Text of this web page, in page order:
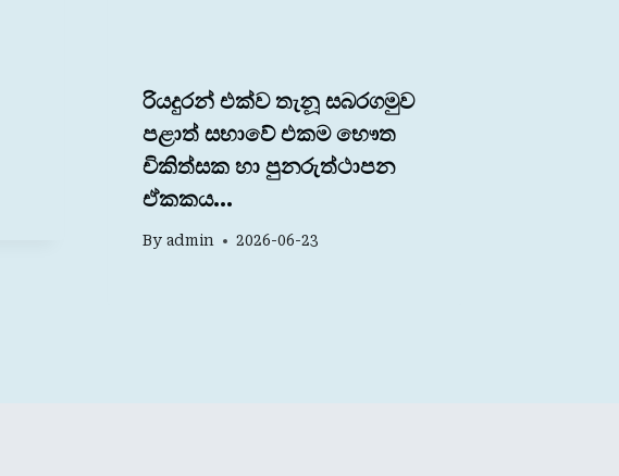
රියදුරන් එක්ව තැනූ සබරගමුව
පළාත් සභාවේ එකම භෞත
චිකිත්සක හා පුනරුත්ථාපන
ඒකකය…
By admin 2026-06-23